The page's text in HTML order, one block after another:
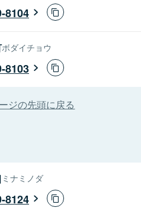
8104
ボダイチョウ
8103
ジの先頭に戻る
ミナミノダ
8124